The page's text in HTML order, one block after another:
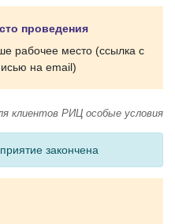
проведения
рабочее место (ссылка с
на email)
клиентов РИЦ особые условия
закончена